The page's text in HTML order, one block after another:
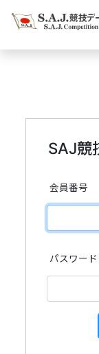
SAJ競
会員番号
パスワード